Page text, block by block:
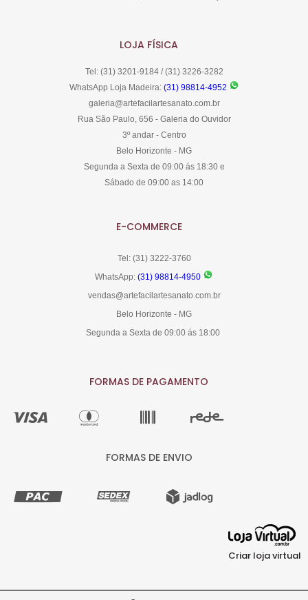
LOJA FÍSICA
Tel: (31) 3201-9184 / (31) 3226-3282
WhatsApp Loja Madeira: (31) 98814-4952
galeria@artefacilartesanato.com.br
Rua São Paulo, 656 - Galeria do Ouvidor
3º andar - Centro
Belo Horizonte - MG
Segunda a Sexta de 09:00 ás 18:30 e
Sábado de 09:00 as 14:00
E-COMMERCE
Tel: (31) 3222-3760
WhatsApp: (31) 98814-4950
vendas@artefacilartesanato.com.br
Belo Horizonte - MG
Segunda a Sexta de 09:00 ás 18:00
FORMAS DE PAGAMENTO
FORMAS DE ENVIO
Criar loja virtual